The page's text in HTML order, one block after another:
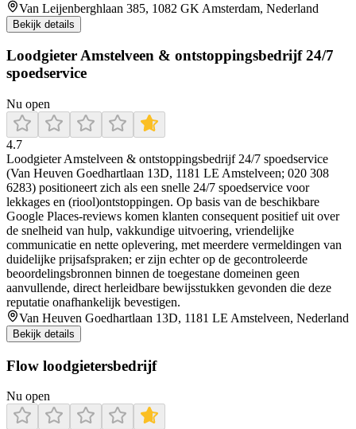
Van Leijenberghlaan 385, 1082 GK Amsterdam, Nederland
Bekijk details
Loodgieter Amstelveen & ontstoppingsbedrijf 24/7
spoedservice
Nu open
4.7
Loodgieter Amstelveen & ontstoppingsbedrijf 24/7 spoedservice
(Van Heuven Goedhartlaan 13D, 1181 LE Amstelveen; 020 308
6283) positioneert zich als een snelle 24/7 spoedservice voor
lekkages en (riool)ontstoppingen. Op basis van de beschikbare
Google Places-reviews komen klanten consequent positief uit over
de snelheid van hulp, vakkundige uitvoering, vriendelijke
communicatie en nette oplevering, met meerdere vermeldingen van
duidelijke prijsafspraken; er zijn echter op de gecontroleerde
beoordelingsbronnen binnen de toegestane domeinen geen
aanvullende, direct herleidbare bewijsstukken gevonden die deze
reputatie onafhankelijk bevestigen.
Van Heuven Goedhartlaan 13D, 1181 LE Amstelveen, Nederland
Bekijk details
Flow loodgietersbedrijf
Nu open